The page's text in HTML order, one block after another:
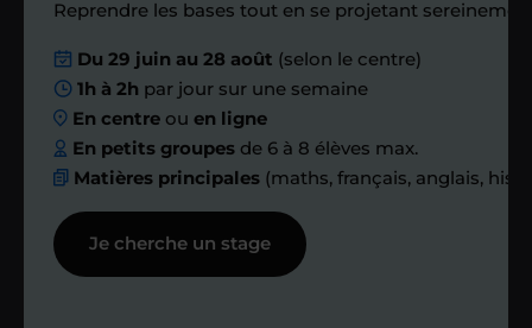
Nous planifions
ensemble des
échanges réguliers
Afin de suivre le travail et les progrès
réalisés, votre enseignant et moi-
même vous proposons des points et
Reprendre les bases tout en se projetant
Du 29 juin au 28 août (selon le centre)
1h à 2h par jour sur une semaine
En centre ouen ligne
En petits groupes de 6 à 8 élèves max.
Matières principales (maths, français, anglais,
Je cherche un stage